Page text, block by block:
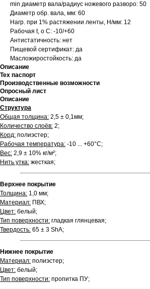
min диаметр вала/радиус ножевого разворо: 50
Диаметр обр. вала, мм: 60
Нагр. при 1% растяжении ленты, Н/мм: 12
Рабочая t, о С: -10/+60
Антистатичность: нет
Пищевой сертификат: да
Масложиростойкость: да
Описание
Тех паспорт
Производственные возможности
Опросный лист
Описание
Структура
Общая толщина: 2,5 ± 0,1мм;
Количество слоёв: 2;
Корд: полиэстер;
Рабочая температура: -10 ... +60°С;
Вес: 2,9 ± 10% кг/м²;
Нить утка: жесткая;
Верхнее покрытие
Толщина: 1,0 мм;
Материал: ПВХ;
Цвет: белый;
Тип поверхности: гладкая глянцевая;
Твердость: 65 ± 3 ShA;
Нижнее покрытие
Материал: полиэстер;
Цвет: белый;
Тип поверхности: пропитка ПУ;